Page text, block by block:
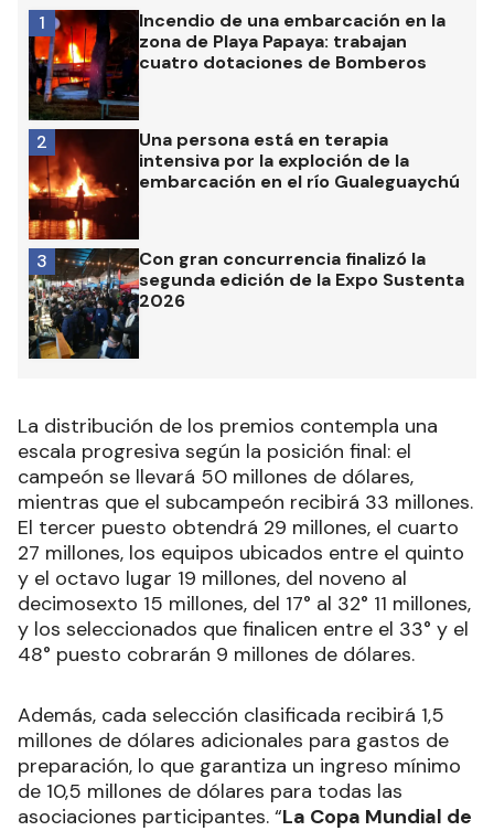
Incendio de una embarcación en la
zona de Playa Papaya: trabajan
cuatro dotaciones de Bomberos
1
Una persona está en terapia
intensiva por la exploción de la
embarcación en el río Gualeguaychú
2
Con gran concurrencia finalizó la
segunda edición de la Expo Sustenta
2026
3
La distribución de los premios contempla una
escala progresiva según la posición final: el
campeón se llevará 50 millones de dólares,
mientras que el subcampeón recibirá 33 millones.
El tercer puesto obtendrá 29 millones, el cuarto
27 millones, los equipos ubicados entre el quinto
y el octavo lugar 19 millones, del noveno al
decimosexto 15 millones, del 17° al 32° 11 millones,
y los seleccionados que finalicen entre el 33° y el
48° puesto cobrarán 9 millones de dólares.
Además, cada selección clasificada recibirá 1,5
millones de dólares adicionales para gastos de
preparación, lo que garantiza un ingreso mínimo
de 10,5 millones de dólares para todas las
asociaciones participantes. “La Copa Mundial de